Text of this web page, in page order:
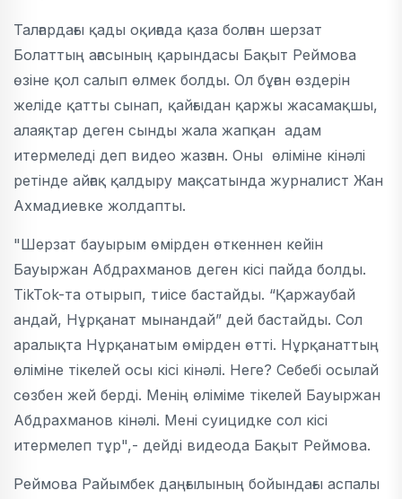
Талғардағы қады оқиғада қаза болған шерзат
Болаттың ағасының қарындасы Бақыт Реймова
өзіне қол салып өлмек болды. Ол бұған өздерін
желіде қатты сынап, қайғыдан қаржы жасамақшы,
алаяқтар деген сынды жала жапқан адам
итермеледі деп видео жазған. Оны өліміне кінәлі
ретінде айғақ қалдыру мақсатында журналист Жан
Ахмадиевке жолдапты.
"Шерзат бауырым өмірден өткеннен кейін
Бауыржан Абдрахманов деген кісі пайда болды.
TikTok-та отырып, тиісе бастайды. “Қаржаубай
андай, Нұрқанат мынандай” дей бастайды. Сол
аралықта Нұрқанатым өмірден өтті. Нұрқанаттың
өліміне тікелей осы кісі кінәлі. Неге? Себебі осылай
сөзбен жей берді. Менің өліміме тікелей Бауыржан
Абдрахманов кінәлі. Мені суицидке сол кісі
итермелеп тұр",- дейді видеода Бақыт Реймова.
Реймова Райымбек даңғылының бойындағы аспалы